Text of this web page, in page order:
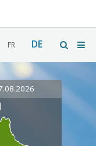
FR DE